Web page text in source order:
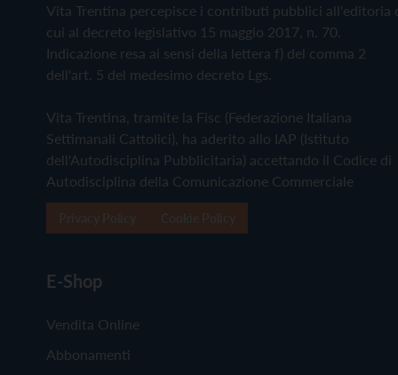
Vita Trentina percepisce i contributi pubblici all'editoria
cui al decreto legislativo 15 maggio 2017, n. 70.
Indicazione resa ai sensi della lettera f) del comma 2
dell'art. 5 del medesimo decreto Lgs.
Vita Trentina, tramite la Fisc (Federazione Italiana
Settimanali Cattolici), ha aderito allo IAP (Istituto
dell'Autodisciplina Pubblicitaria) accettando il Codice di
Autodisciplina della Comunicazione Commerciale
E-Shop
Vendita Online
Abbonamenti